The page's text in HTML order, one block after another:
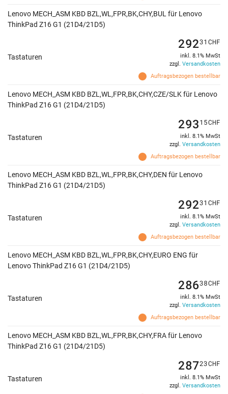
Lenovo MECH_ASM KBD BZL,WL,FPR,BK,CHY,BUL für Lenovo
ThinkPad Z16 G1 (21D4/21D5)
Tastaturen
Auftragsbezogen bestellbar
29231 CHF
inkl. 8.1% MwSt
zzgl. Versandkosten
Lenovo MECH_ASM KBD BZL,WL,FPR,BK,CHY,CZE/SLK für Lenovo
ThinkPad Z16 G1 (21D4/21D5)
Tastaturen
Auftragsbezogen bestellbar
29315CHF
inkl. 8.1% MwSt
zzgl. Versandkosten
Lenovo MECH_ASM KBD BZL,WL,FPR,BK,CHY,DEN für Lenovo
ThinkPad Z16 G1 (21D4/21D5)
Tastaturen
Auftragsbezogen bestellbar
29231 CHF
inkl. 8.1% MwSt
zzgl. Versandkosten
Lenovo MECH_ASM KBD BZL,WL,FPR,BK,CHY,EURO ENG für
Lenovo ThinkPad Z16 G1 (21D4/21D5)
Tastaturen
Auftragsbezogen bestellbar
28638CHF
inkl. 8.1% MwSt
zzgl. Versandkosten
Lenovo MECH_ASM KBD BZL,WL,FPR,BK,CHY,FRA für Lenovo
ThinkPad Z16 G1 (21D4/21D5)
Tastaturen
28723CHF
inkl. 8.1% MwSt
zzgl. Versandkosten